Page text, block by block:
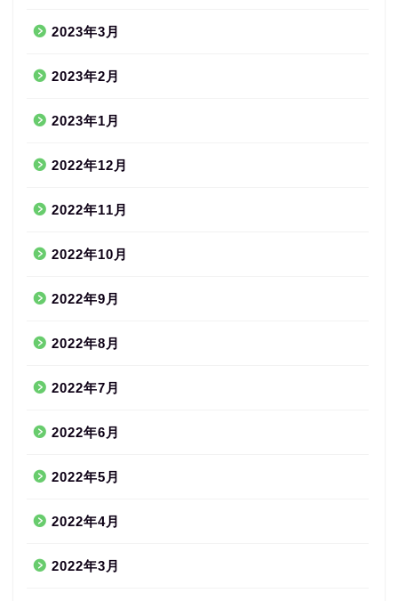
2023年3月
2023年2月
2023年1月
2022年12月
2022年11月
2022年10月
2022年9月
2022年8月
2022年7月
2022年6月
2022年5月
2022年4月
2022年3月